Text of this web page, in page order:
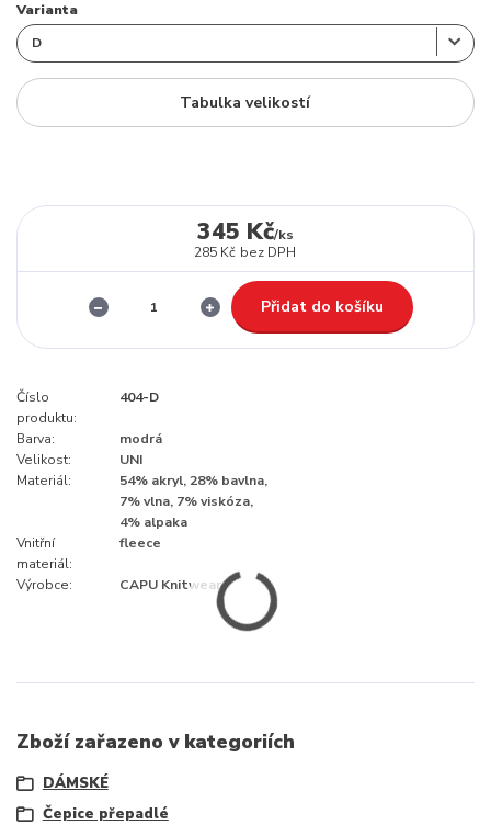
Varianta
Tabulka velikostí
345 Kč/ks
285 Kč bez DPH
Přidat do košíku
Číslo
produktu:
404-D
Barva:
modrá
Velikost:
UNI
Materiál:
54% akryl, 28% bavlna,
7% vlna, 7% viskóza,
4% alpaka
Vnitřní
materiál:
fleece
Výrobce: CAPU Knitwear
Zboží zařazeno v kategoriích
DÁMSKÉ
Čepice přepadlé